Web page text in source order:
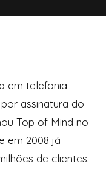
em telefonia
assinatura do
Top of Mind no
em 2008 já
de clientes.